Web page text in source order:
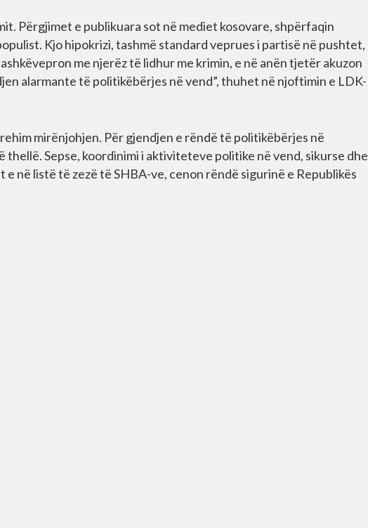
Përgjimet e publikuara sot në mediet kosovare, shpërfaqin
Kjo hipokrizi, tashmë standard veprues i partisë në pushtet,
me njerëz të lidhur me krimin, e në anën tjetër akuzon
alarmante të politikëbërjes në vend”, thuhet në njoftimin e LDK-
mirënjohjen. Për gjendjen e rëndë të politikëbërjes në
thellë. Sepse, koordinimi i aktiviteteve politike në vend, sikurse dhe
në listë të zezë të SHBA-ve, cenon rëndë sigurinë e Republikës